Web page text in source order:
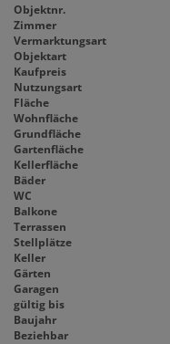
Objektnr.
Zimmer
Vermarktungsart
Objektart
Kaufpreis
Nutzungsart
Fläche
Wohnfläche
Grundfläche
Gartenfläche
Kellerfläche
Bäder
WC
Balkone
Terrassen
Stellplätze
Keller
Gärten
Garagen
gültig bis
Baujahr
Beziehbar